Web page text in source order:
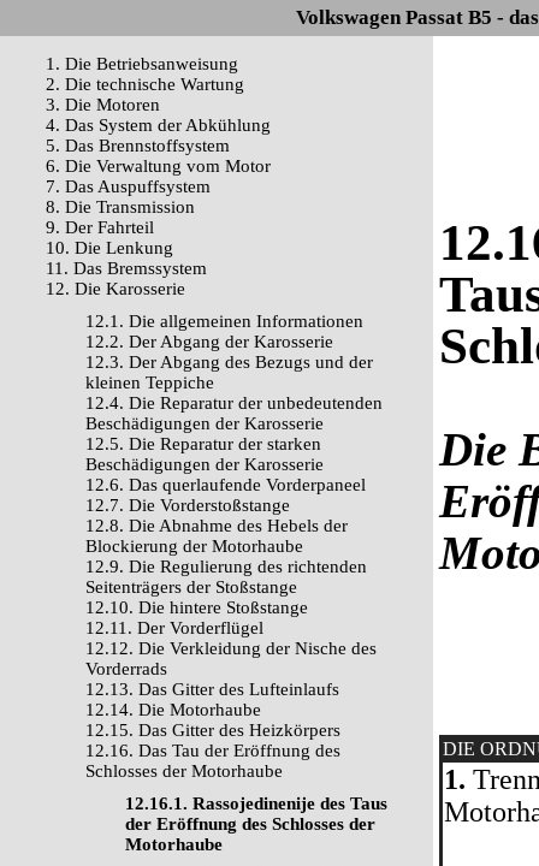
Volkswagen Passat B5 -
1. Die Betriebsanweisung
2. Die technische Wartung
3. Die Motoren
4. Das System der Abkühlung
5. Das Brennstoffsystem
6. Die Verwaltung vom Motor
7. Das Auspuffsystem
8. Die Transmission
9. Der Fahrteil
10. Die Lenkung
11. Das Bremssystem
12. Die Karosserie
12.1. Die allgemeinen Informationen
12.2. Der Abgang der Karosserie
12.3. Der Abgang des Bezugs und der
kleinen Teppiche
12.4. Die Reparatur der unbedeutenden
Beschädigungen der Karosserie
12.5. Die Reparatur der starken
Beschädigungen der Karosserie
12.6. Das querlaufende Vorderpaneel
12.7. Die Vorderstoßstange
12.8. Die Abnahme des Hebels der
Blockierung der Motorhaube
12.9. Die Regulierung des richtenden
Seitenträgers der Stoßstange
12.10. Die hintere Stoßstange
12.11. Der Vorderflügel
12.12. Die Verkleidung der Nische des
Vorderrads
12.13. Das Gitter des Lufteinlaufs
12.14. Die Motorhaube
12.15. Das Gitter des Heizkörpers
12.16. Das Tau der Eröffnung des
Schlosses der Motorhaube
12.16.1. Rassojedinenije des Taus
der Eröffnung des Schlosses der
Motorhaube
Die
DIE
1.